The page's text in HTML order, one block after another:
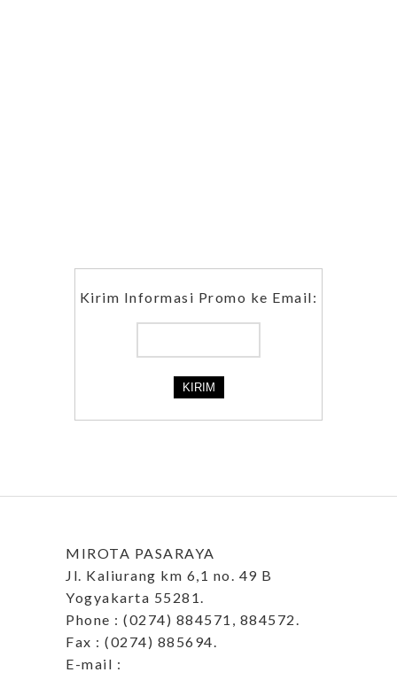
Kirim Informasi Promo ke Email:
MIROTA PASARAYA
Jl. Kaliurang km 6,1 no. 49 B
Yogyakarta 55281.
Phone : (0274) 884571, 884572.
Fax : (0274) 885694.
E-mail :